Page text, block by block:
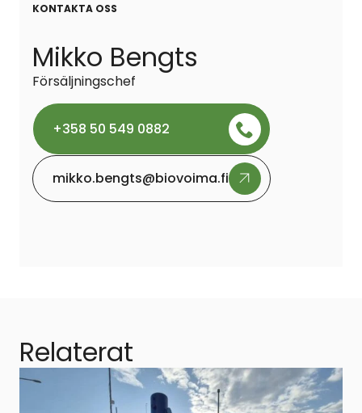
KONTAKTA OSS
Mikko Bengts
Försäljningschef
+358 50 549 0882
mikko.bengts@biovoima.fi
Relaterat